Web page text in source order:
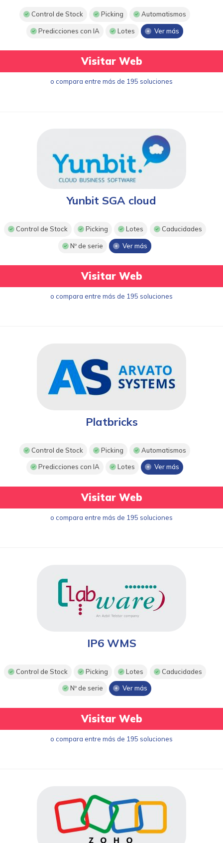
Control de Stock Picking Automatismos
Predicciones con IA Lotes Ver más
Visitar Web
o compara entre más de 195 soluciones
Yunbit SGA cloud
Control de Stock Picking Lotes Caducidades
Nº de serie Ver más
Visitar Web
o compara entre más de 195 soluciones
Platbricks
Control de Stock Picking Automatismos
Predicciones con IA Lotes Ver más
Visitar Web
o compara entre más de 195 soluciones
IP6 WMS
Control de Stock Picking Lotes Caducidades
Nº de serie Ver más
Visitar Web
o compara entre más de 195 soluciones